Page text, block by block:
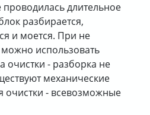
проводилась длительное
разбирается,
и моется. При не
использовать
очистки - разборка не
механические
очистки - всевозможные